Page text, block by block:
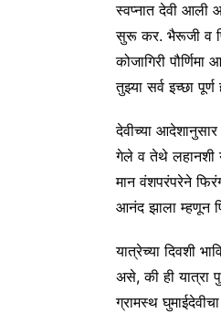
स्वप्नात देवी आली
सुरू कर. भैरूजी व
कोजागिरी
तुझ्या सर्व इच्छा पूर्ण
देवीच्या आदेशानुसार
गेले व तेथे लहानशी
मान वंशपरंपरेने
आनंद झाला म्हणून
यात्रेच्या दिवशी
असे, की ही यात्रा
ग्रामस्थ